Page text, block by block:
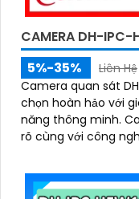
CAMERA DH-IPC-
5%-35%
Liên Hệ
Camera quan sát
chọn hoàn hảo với
năng thông minh. Camera được trang bị mic và loa to
rõ cùng với công